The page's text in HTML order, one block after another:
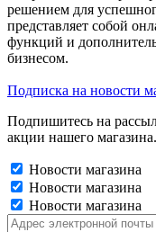
решением для
представляет собой
функций и
бизнесом.
Подписка на новости
Подпишитесь на
акции нашего магазина.
Новости магазина
Новости магазина
Новости магазина